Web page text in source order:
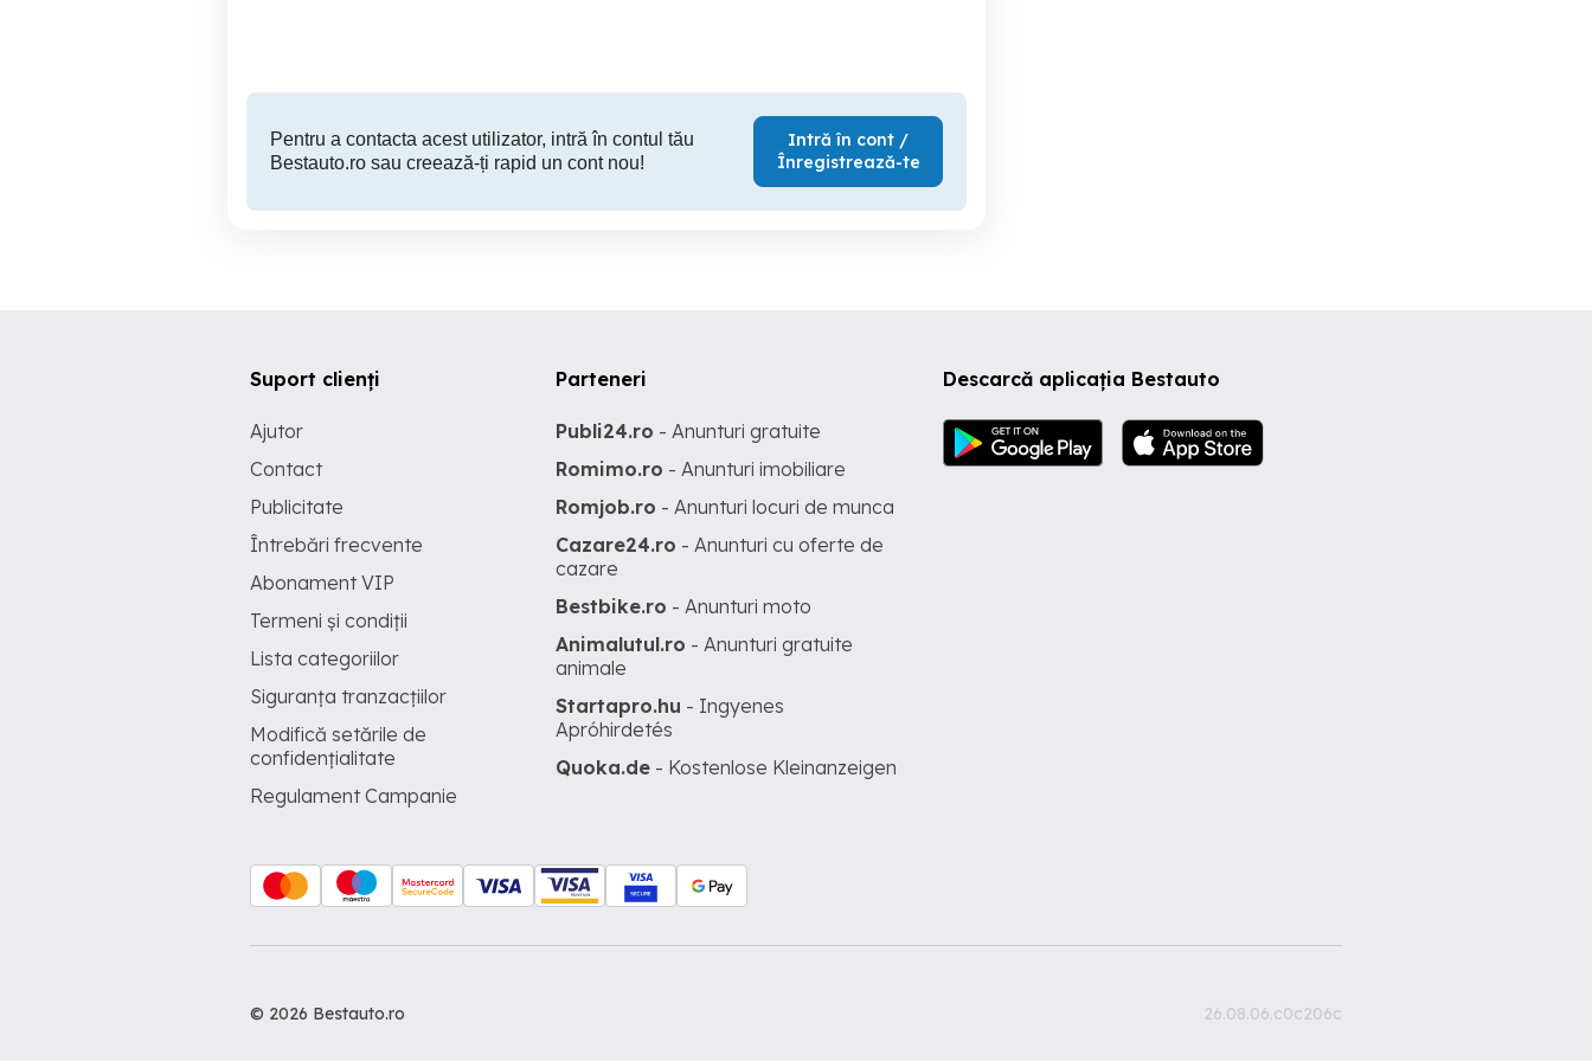
Pentru a contacta acest utilizator, intră în contul tău
Bestauto.ro sau creează-ți rapid un cont nou!
Intră în cont /
Înregistrează-te
Descarcă aplicația Bestauto
Suport clienți
Ajutor
Contact
Publicitate
Întrebări frecvente
Abonament VIP
Termeni și condiții
Lista categoriilor
Siguranța tranzacțiilor
Modifică setările de
confidențialitate
Regulament Campanie
Parteneri
Publi24.ro - Anunturi gratuite
Romimo.ro - Anunturi imobiliare
Romjob.ro - Anunturi locuri de munca
Cazare24.ro - Anunturi cu oferte de
cazare
Bestbike.ro - Anunturi moto
Animalutul.ro - Anunturi gratuite
animale
Startapro.hu - Ingyenes
Apróhirdetés
Quoka.de - Kostenlose Kleinanzeigen
© 2026 Bestauto.ro 26.08.06.c0c206c